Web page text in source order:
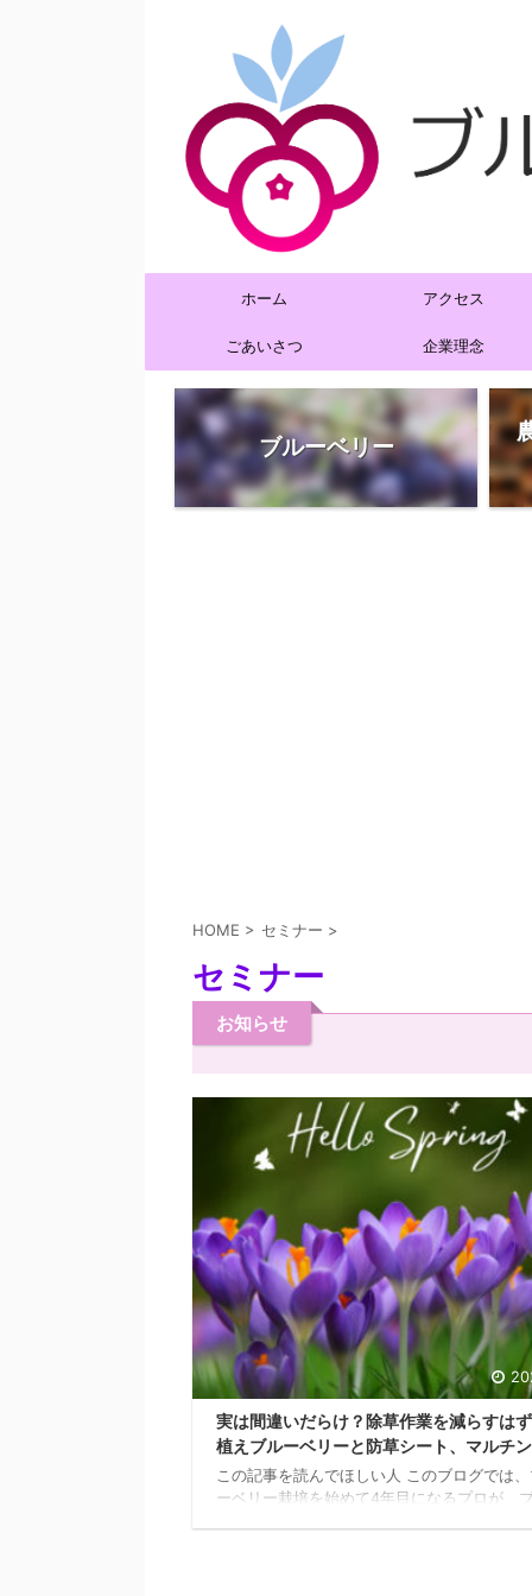
ホーム アクセス
ごあいさつ 企業理念
ブルーベリー
HOME > セミナー >
セミナー
お知らせ
実は間違いだらけ？除草作業を減らすは
植えブルーベリーと防草シート、マルチ
この記事を読んでほしい人 このブログでは
ーベリー栽培を始めて4年目になるプロが、